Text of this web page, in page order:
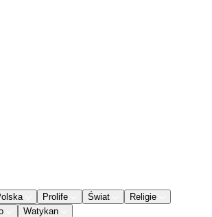
Prolife Świat
Religie
Watykan